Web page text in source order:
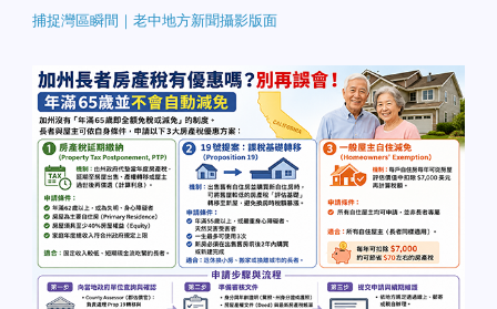
捕捉灣區瞬間｜老中地方新聞攝影版面